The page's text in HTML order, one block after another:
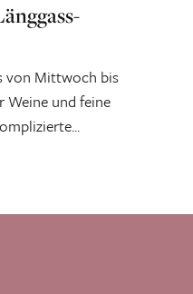
von Mittwoch bis
Weine und feine